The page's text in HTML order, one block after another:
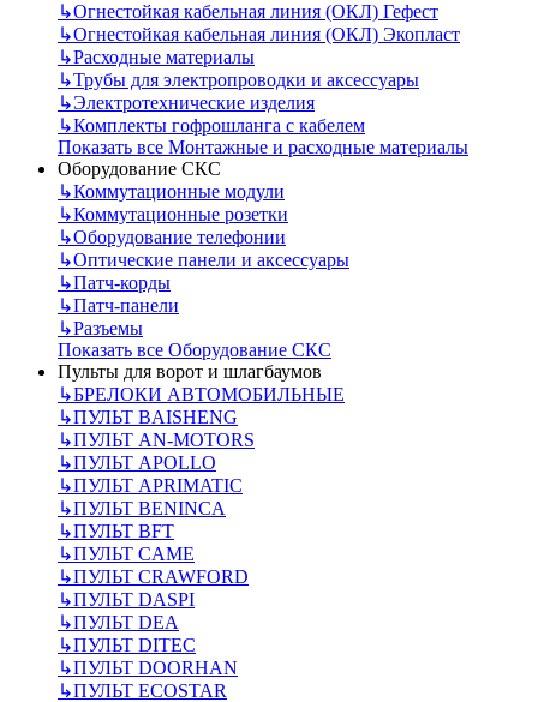
↳Огнестойкая кабельная линия (ОКЛ) Гефест
↳Огнестойкая кабельная линия (ОКЛ) Экопласт
↳Расходные материалы
↳Трубы для электропроводки и аксессуары
↳Электротехнические изделия
↳Комплекты гофрошланга с кабелем
Показать все Монтажные и расходные материалы
Оборудование СКС
↳Коммутационные модули
↳Коммутационные розетки
↳Оборудование телефонии
↳Оптические панели и аксессуары
↳Патч-корды
↳Патч-панели
↳Разъемы
Показать все Оборудование СКС
Пульты для ворот и шлагбаумов
↳БРЕЛОКИ АВТОМОБИЛЬНЫЕ
↳ПУЛЬТ BAISHENG
↳ПУЛЬТ AN-MOTORS
↳ПУЛЬТ APOLLO
↳ПУЛЬТ APRIMATIC
↳ПУЛЬТ BENINCA
↳ПУЛЬТ BFT
↳ПУЛЬТ CAME
↳ПУЛЬТ CRAWFORD
↳ПУЛЬТ DASPI
↳ПУЛЬТ DEA
↳ПУЛЬТ DITEC
↳ПУЛЬТ DOORHAN
↳ПУЛЬТ ECOSTAR